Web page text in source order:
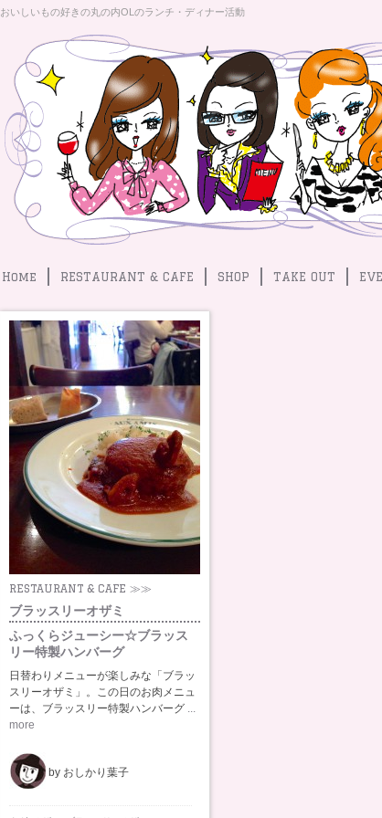
おいしいもの好きの丸の内OLのランチ・ディナー活動
Home RESTAURANT & CAFE SHOP TAKE OUT
RESTAURANT & CAFE ≫≫
ブラッスリーオザミ
ふっくらジューシー☆ブラッス
リー特製ハンバーグ
日替わりメニューが楽しみな「ブラッ
スリーオザミ」。この日のお肉メニュ
ーは、ブラッスリー特製ハンバーグ ...
more
by おしかり葉子